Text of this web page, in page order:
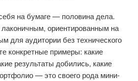
на бумаге — половина дела.
ориентированным на
для аудитории без технического
конкретные примеры: какие
результаты добились, какие
— это своего рода мини-